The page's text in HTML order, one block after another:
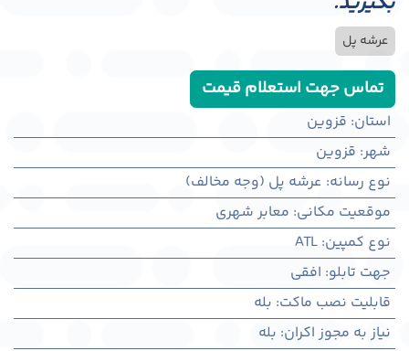
عرشه پل
تماس جهت استعلام قیمت
استان: قزوین
شهر: قزوين
نوع رسانه: عرشه پل (وجه مخالف)
موقعیت مکانی: معابر شهری
نوع کمپین:
ATL
جهت تابلو: افقی
قابلیت نصب ماکت: بله
نیاز به مجوز اکران: بله